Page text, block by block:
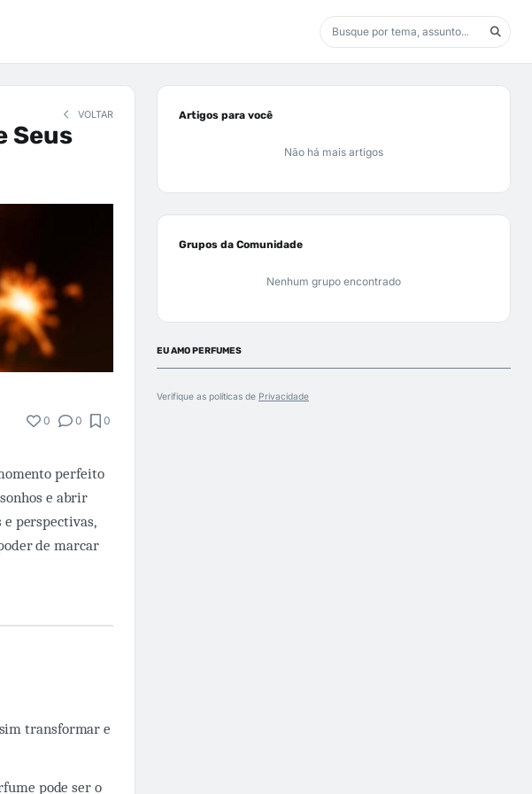
VOLTAR
Seus
0 0 0
perfeito
e abrir
perspectivas,
de marcar
transformar e
pode ser o
Artigos para você
Não há mais artigos
Grupos da Comunidade
Nenhum grupo encontrado
EU AMO PERFUMES
Verifique as políticas de Privacidade